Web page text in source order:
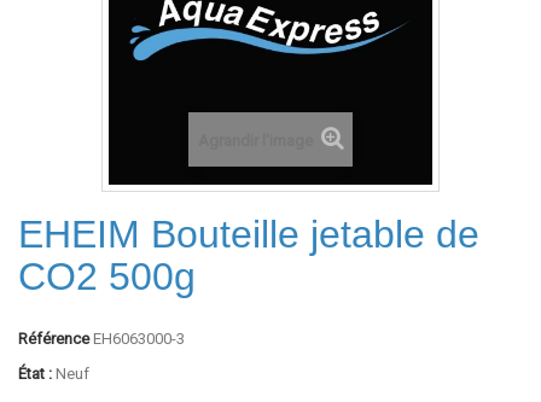
EHEIM Bouteille jetable de
CO2 500g
Référence EH6063000-3
État : Neuf